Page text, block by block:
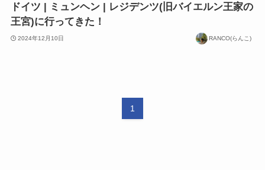
ドイツ | ミュンヘン | レジデンツ(旧バイエルン王家の
王宮)に行ってきた！
2024年12月10日 RANCO(らんこ)
1